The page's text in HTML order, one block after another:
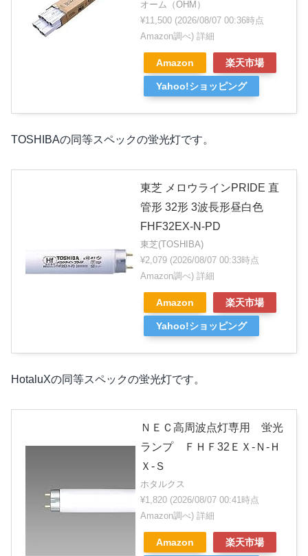
オーム（OHM）
¥11,500 (2026/08/07 00:36時点
Amazon調べ) 詳細
Amazon 楽天市場
Yahoo!ショッピング
TOSHIBAの同等スペックの蛍光灯です。
東芝 メロウラインPRIDE 直
管形 32形 3波長形昼白色
FHF32EX-N-PD
東芝(TOSHIBA)
¥2,079 (2026/08/07 00:33時点
Amazon調べ) 詳細
Amazon 楽天市場
Yahoo!ショッピング
HotaluXの同等スペックの蛍光灯です。
ＮＥＣ高周波点灯専用 蛍光
ランプ ＦＨＦ32ＥＸ-Ｎ-Ｈ
Ｘ-Ｓ
ホタルクス
¥1,820 (2026/08/07 00:41時点
Amazon調べ) 詳細
Amazon 楽天市場